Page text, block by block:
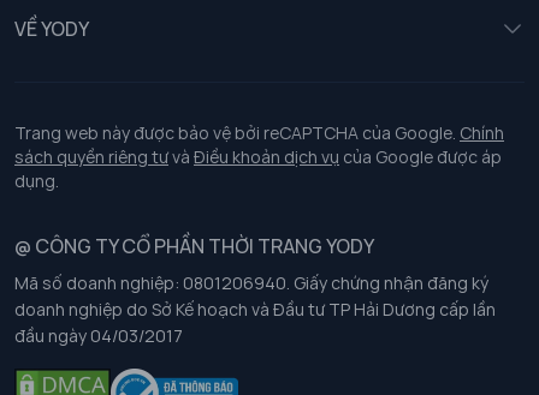
Chính sách khách hàng thân thiết
Chính sách bảo vệ dữ liệu cá nhân
Chính sách thanh toán, giao nhận
Chính sách chất lượng và an toàn sức khoẻ nghề nghiệp
Chính sách đơn đồng phục
Hướng dẫn chọn kích thước
VỀ YODY
Tuyển dụng
Trang web này được bảo vệ bởi reCAPTCHA của Google. Chính
sách quyền riêng tưvà Điều khoản dịch vụ của Google được áp
dụng.
@ CÔNG TY CỔ PHẦN THỜI TRANG YODY
Mã số doanh nghiệp: 0801206940. Giấy chứng nhận đăng ký
doanh nghiệp do Sở Kế hoạch và Đầu tư TP Hải Dương cấp lần
đầu ngày 04/03/2017